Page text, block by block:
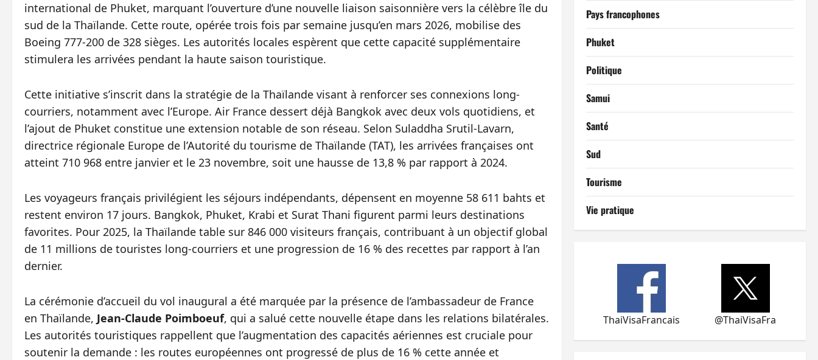
international de Phuket, marquant l’ouverture d’une nouvelle liaison saisonnière vers la célèbre île du
sud de la Thaïlande. Cette route, opérée trois fois par semaine jusqu’en mars 2026, mobilise des
Boeing 777-200 de 328 sièges. Les autorités locales espèrent que cette capacité supplémentaire
stimulera les arrivées pendant la haute saison touristique.
Cette initiative s’inscrit dans la stratégie de la Thaïlande visant à renforcer ses connexions long-
courriers, notamment avec l’Europe. Air France dessert déjà Bangkok avec deux vols quotidiens, et
l’ajout de Phuket constitue une extension notable de son réseau. Selon Suladdha Srutil-Lavarn,
directrice régionale Europe de l’Autorité du tourisme de Thaïlande (TAT), les arrivées françaises ont
atteint 710 968 entre janvier et le 23 novembre, soit une hausse de 13,8 % par rapport à 2024.
Les voyageurs français privilégient les séjours indépendants, dépensent en moyenne 58 611 bahts et
restent environ 17 jours. Bangkok, Phuket, Krabi et Surat Thani figurent parmi leurs destinations
favorites. Pour 2025, la Thaïlande table sur 846 000 visiteurs français, contribuant à un objectif global
de 11 millions de touristes long-courriers et une progression de 16 % des recettes par rapport à l’an
dernier.
La cérémonie d’accueil du vol inaugural a été marquée par la présence de l’ambassadeur de France
en Thaïlande, Jean-Claude Poimboeuf, qui a salué cette nouvelle étape dans les relations bilatérales.
Les autorités touristiques rappellent que l’augmentation des capacités aériennes est cruciale pour
soutenir la demande : les routes européennes ont progressé de plus de 16 % cette année et
Pays francophones
Phuket
Politique
Samui
Santé
Sud
Tourisme
Vie pratique
ThaiVisaFrancais @ThaiVisaFra